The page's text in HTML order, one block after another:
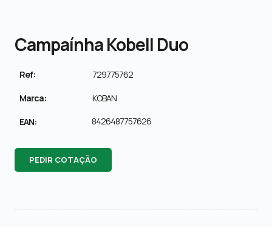
Campaínha Kobell Duo
Ref: 729775762
Marca: KOBAN
EAN: 8426487757626
PEDIR COTAÇÃO